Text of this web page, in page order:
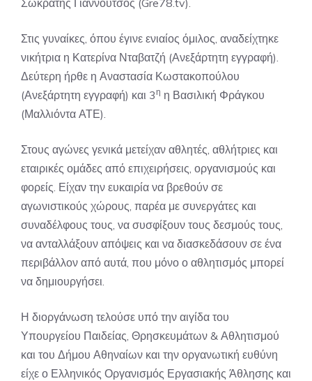
Σωκράτης Γιαννούτσος (Gre78.tv).
Στις γυναίκες, όπου έγινε ενιαίος όμιλος, αναδείχτηκε
νικήτρια η Κατερίνα Νταβατζή (Ανεξάρτητη εγγραφή).
Δεύτερη ήρθε η Αναστασία Κωστακοπούλου
(Ανεξάρτητη εγγραφή) και 3η η Βασιλική Φράγκου
(Μαλλιόντα ΑΤΕ).
Στους αγώνες γενικά μετείχαν αθλητές, αθλήτριες και
εταιρικές ομάδες από επιχειρήσεις, οργανισμούς και
φορείς. Είχαν την ευκαιρία να βρεθούν σε
αγωνιστικούς χώρους, παρέα με συνεργάτες και
συναδέλφους τους, να συσφίξουν τους δεσμούς τους,
να ανταλλάξουν απόψεις και να διασκεδάσουν σε ένα
περιβάλλον από αυτά, που μόνο ο αθλητισμός μπορεί
να δημιουργήσει.
Η διοργάνωση τελούσε υπό την αιγίδα του
Υπουργείου Παιδείας, Θρησκευμάτων & Αθλητισμού
και του Δήμου Αθηναίων και την οργανωτική ευθύνη
είχε ο Ελληνικός Οργανισμός Εργασιακής Άθλησης και